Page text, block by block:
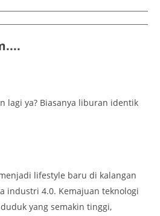
lagi ya? Biasanya liburan identik
lifestyle baru di kalangan
industri 4.0. Kemajuan teknologi
yang semakin tinggi,